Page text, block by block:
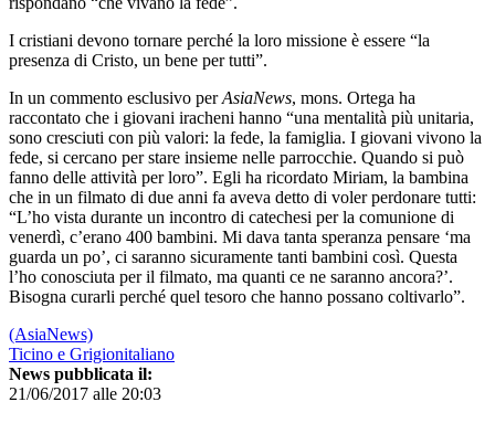
I cristiani devono tornare perché la loro missione è essere “la
presenza di Cristo, un bene per tutti”.
In un commento esclusivo perAsiaNews, mons. Ortega ha
raccontato che i giovani iracheni hanno “una mentalità più unitaria,
sono cresciuti con più valori: la fede, la famiglia. I giovani vivono la
fede, si cercano per stare insieme nelle parrocchie. Quando si può
fanno delle attività per loro”. Egli ha ricordato Miriam, la bambina
che in un filmato di due anni fa aveva detto di voler perdonare tutti:
“L’ho vista durante un incontro di catechesi per la comunione di
venerdì, c’erano 400 bambini. Mi dava tanta speranza pensare ‘ma
guarda un po’, ci saranno sicuramente tanti bambini così. Questa
l’ho conosciuta per il filmato, ma quanti ce ne saranno ancora?’.
Bisogna curarli perché quel tesoro che hanno possano coltivarlo”.
(AsiaNews)
Ticino e Grigionitaliano
News pubblicata il:
21/06/2017 alle 20:03